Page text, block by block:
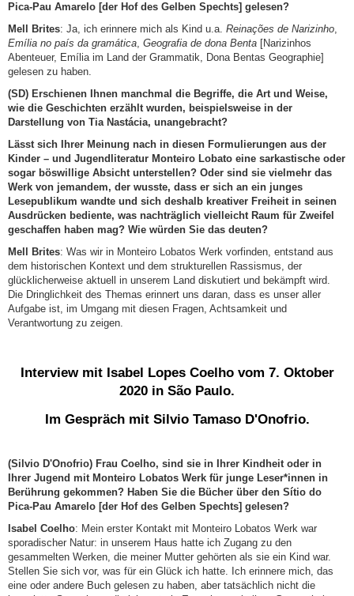
Pica-Pau Amarelo [der Hof des Gelben Spechts] gelesen?
Mell Brites: Ja, ich erinnere mich als Kind u.a. Reinações de Narizinho,
Emília no país da gramática, Geografia de dona Benta [Narizinhos
Abenteuer, Emília im Land der Grammatik, Dona Bentas Geographie]
gelesen zu haben.
(SD) Erschienen Ihnen manchmal die Begriffe, die Art und Weise,
wie die Geschichten erzählt wurden, beispielsweise in der
Darstellung von Tia Nastácia, unangebracht?
Lässt sich Ihrer Meinung nach in diesen Formulierungen aus der
Kinder – und Jugendliteratur Monteiro Lobato eine sarkastische oder
sogar böswillige Absicht unterstellen? Oder sind sie vielmehr das
Werk von jemandem, der wusste, dass er sich an ein junges
Lesepublikum wandte und sich deshalb kreativer Freiheit in seinen
Ausdrücken bediente, was nachträglich vielleicht Raum für Zweifel
geschaffen haben mag? Wie würden Sie das deuten?
Mell Brites: Was wir in Monteiro Lobatos Werk vorfinden, entstand aus
dem historischen Kontext und dem strukturellen Rassismus, der
glücklicherweise aktuell in unserem Land diskutiert und bekämpft wird.
Die Dringlichkeit des Themas erinnert uns daran, dass es unser aller
Aufgabe ist, im Umgang mit diesen Fragen, Achtsamkeit und
Verantwortung zu zeigen.
Interview mit Isabel Lopes Coelho vom 7. Oktober
2020 in São Paulo.
Im Gespräch mit Silvio Tamaso D'Onofrio.
(Silvio D'Onofrio) Frau Coelho, sind sie in Ihrer Kindheit oder in
Ihrer Jugend mit Monteiro Lobatos Werk für junge Leser*innen in
Berührung gekommen? Haben Sie die Bücher über den Sítio do
Pica-Pau Amarelo [der Hof des Gelben Spechts] gelesen?
Isabel Coelho: Mein erster Kontakt mit Monteiro Lobatos Werk war
sporadischer Natur: in unserem Haus hatte ich Zugang zu den
gesammelten Werken, die meiner Mutter gehörten als sie ein Kind war.
Stellen Sie sich vor, was für ein Glück ich hatte. Ich erinnere mich, das
eine oder andere Buch gelesen zu haben, aber tatsächlich nicht die